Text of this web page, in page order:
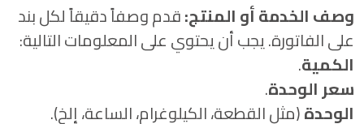
وصف الخدمة أو المنتج:قدم وصفاً دقيقاً لكل بند
على الفاتورة. يجب أن يحتوي على المعلومات التالية:
الكمية.
سعر الوحدة.
الوحدة(مثل القطعة، الكيلوغرام، الساعة، إلخ).